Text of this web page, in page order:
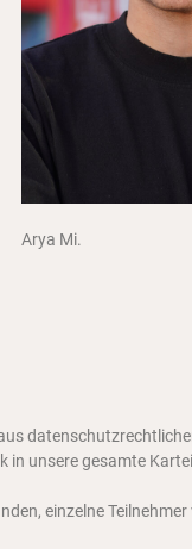
Arya Mi.
unsere gesamte
einzelne